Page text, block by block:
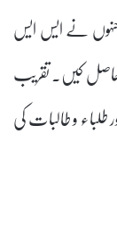
نے ایس ایس
حاصل کیں۔ تقریب
طلباء و طالبات کی